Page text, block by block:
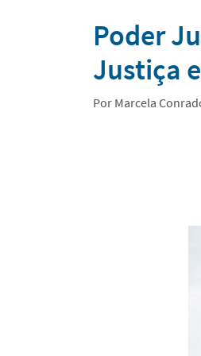
Notícias
Poder
Justiça
Por Marcela